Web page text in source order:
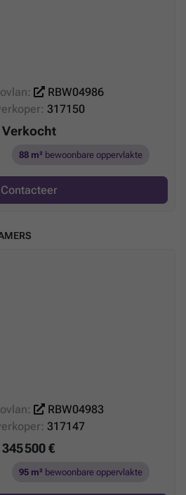
RBW04986
317150
Verkocht
88 m² bewoonbare oppervlakte
Contacteer
RBW04983
317147
345 500 €
95 m² bewoonbare oppervlakte